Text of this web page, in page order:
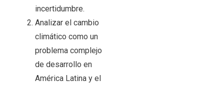
incertidumbre.
Analizar el cambio
climático como un
problema complejo
de desarrollo en
América Latina y el